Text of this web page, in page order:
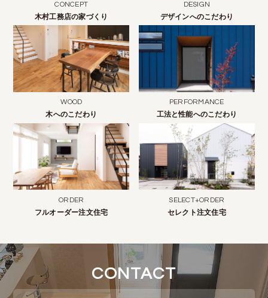
CONCEPT
木村工務店の家づくり
DESIGN
デザインへのこだわり
WOOD
木へのこだわり
PERFORMANCE
工法と性能へのこだわり
ORDER
フルオーダー注文住宅
SELECT+ORDER
セレクト注文住宅
CONTACT